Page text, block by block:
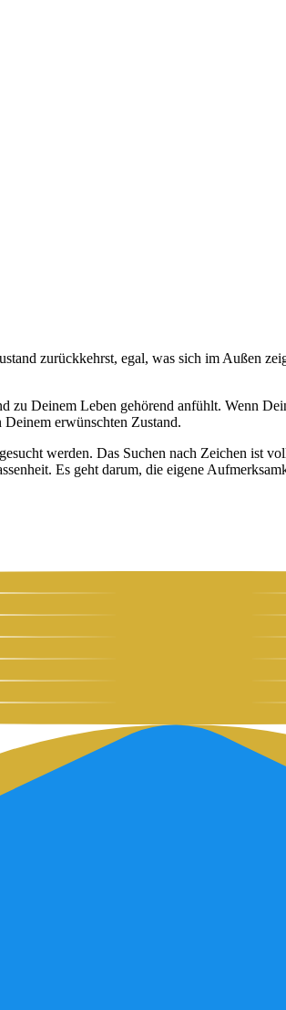
zurück­kehrst, egal, was sich im Außen
Dei­nem Leben gehö­rend anfühlt. Wenn
erwünsch­ten Zustand.
wer­den. Das Suchen nach Zei­chen ist
Es geht dar­um, die eige­ne